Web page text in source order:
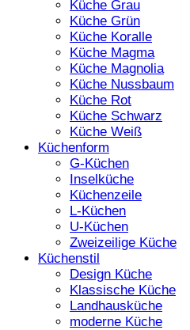
Küche Grau
Küche Grün
Küche Koralle
Küche Magma
Küche Magnolia
Küche Nussbaum
Küche Rot
Küche Schwarz
Küche Weiß
Küchenform
G-Küchen
Inselküche
Küchenzeile
L-Küchen
U-Küchen
Zweizeilige Küche
Küchenstil
Design Küche
Klassische Küche
Landhausküche
moderne Küche